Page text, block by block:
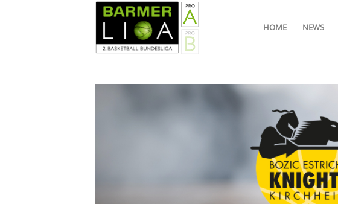
HOME NEWS